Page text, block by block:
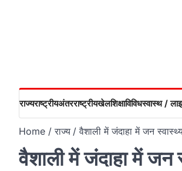
राज्यराष्ट्रीयअंतरराष्ट्रीयखेलशिक्षाविविधस्वास्थ /
Home राज्य वैशाली में जंदाहा में जन
वैशाली में जंदाहा में जन